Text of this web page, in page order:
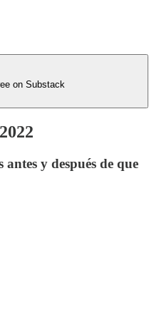
on Substack
y después de que